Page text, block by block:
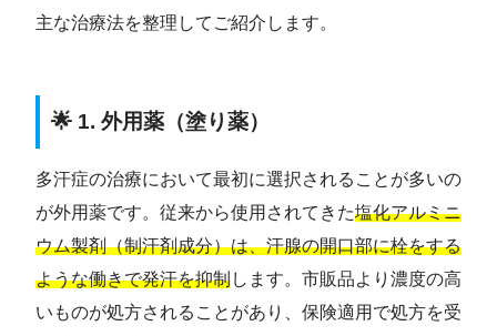
主な治療法を整理してご紹介します。
🌟 1. 外用薬（塗り薬）
多汗症の治療において最初に選択されることが多いの
が外用薬です。従来から使用されてきた塩化アルミニ
ウム製剤（制汗剤成分）は、汗腺の開口部に栓をする
ような働きで発汗を抑制します。市販品より濃度の高
いものが処方されることがあり、保険適用で処方を受